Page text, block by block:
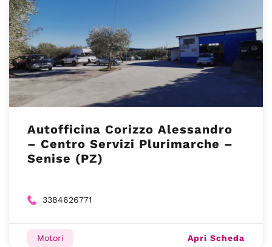
Autofficina Corizzo Alessandro
– Centro Servizi Plurimarche –
Senise (PZ)
3384626771
Motori Apri Scheda